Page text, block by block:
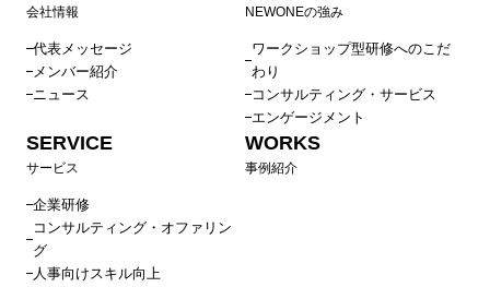
会社情報
代表メッセージ
メンバー紹介
ニュース
NEWONEの強み
ワークショップ型研修へのこだ
わり
コンサルティング・サービス
エンゲージメント
SERVICE
サービス
企業研修
コンサルティング・オファリン
グ
人事向けスキル向上
WORKS
事例紹介